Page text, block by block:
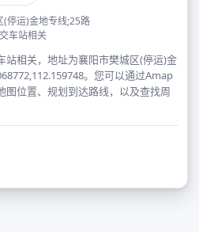
(停运)金地专线;25路
车站相关
站相关，地址为襄阳市樊城区(停运)金
。您可以通过Amap
图位置、规划到达路线，以及查找周